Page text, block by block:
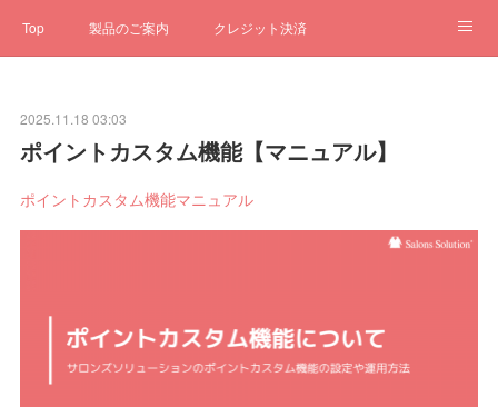
Top 製品のご案内 クレジット決済
ステータス お問合せ
2025.11.18 03:03
ポイントカスタム機能【マニュアル】
ポイントカスタム機能マニュアル